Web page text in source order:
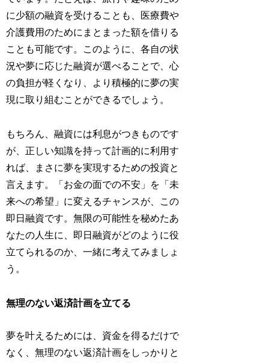
に少額の融資を受けることも、医療費や
介護費用のためにまとまった額を借りる
ことも可能です。このように、各自の状
況や夢に応じた融資が選べることで、心
の負担が軽くなり、より積極的に夢の実
現に取り組むことができるでしょう。
もちろん、融資には利息がつきものです
が、正しい知識を持って計画的に利用す
れば、まさに夢を実現するための投資と
言えます。「お金の面での不安」を「未
来への希望」に変えるチャンスが、この
即日融資です。無限の可能性を秘めたあ
なたの人生に、即日融資がどのように役
立てられるのか、一緒に考えてみましょ
う。
無理のない返済計画を立てる
夢を叶えるためには、資金を得るだけで
なく、無理のない返済計画をしっかりと